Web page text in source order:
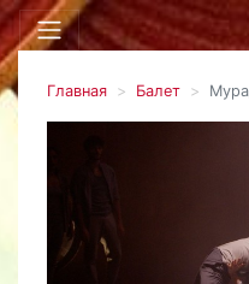
Главная Балет